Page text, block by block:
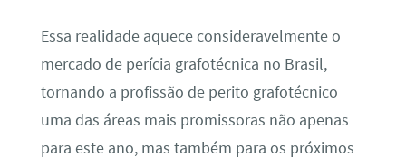
Essa realidade aquece consideravelmente o
mercado de perícia grafotécnica no Brasil,
tornando a profissão de perito grafotécnico
uma das áreas mais promissoras não apenas
para este ano, mas também para os próximos